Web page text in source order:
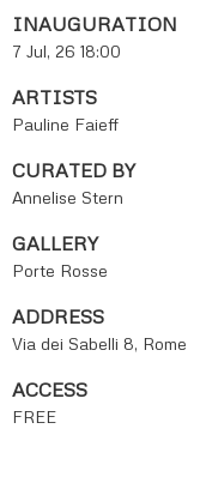
INAUGURATION
7 Jul, 26 18:00
ARTISTS
Pauline Faieff
CURATED BY
Annelise Stern
GALLERY
Porte Rosse
ADDRESS
Via dei Sabelli 8, Rome
ACCESS
FREE